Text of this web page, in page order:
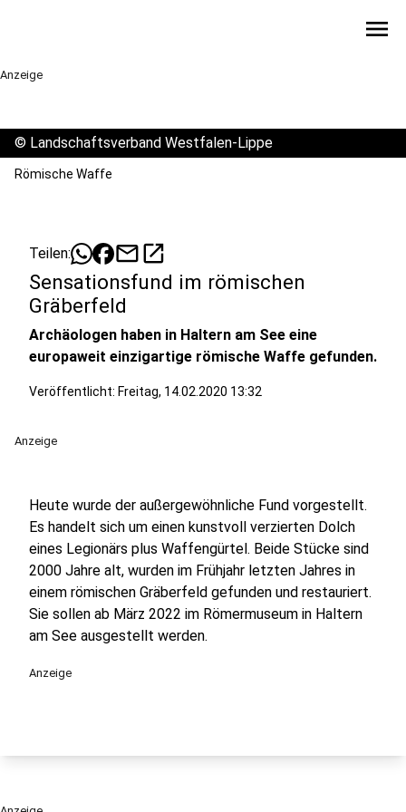
menu
Anzeige
© Landschaftsverband Westfalen-Lippe
Römische Waffe
Teilen: mailopen_in_new
Sensationsfund im römischen
Gräberfeld
Archäologen haben in Haltern am See eine
europaweit einzigartige römische Waffe gefunden.
Veröffentlicht: Freitag, 14.02.2020 13:32
Anzeige
Heute wurde der außergewöhnliche Fund vorgestellt.
Es handelt sich um einen kunstvoll verzierten Dolch
eines Legionärs plus Waffengürtel. Beide Stücke sind
2000 Jahre alt, wurden im Frühjahr letzten Jahres in
einem römischen Gräberfeld gefunden und restauriert.
Sie sollen ab März 2022 im Römermuseum in Haltern
am See ausgestellt werden.
Anzeige